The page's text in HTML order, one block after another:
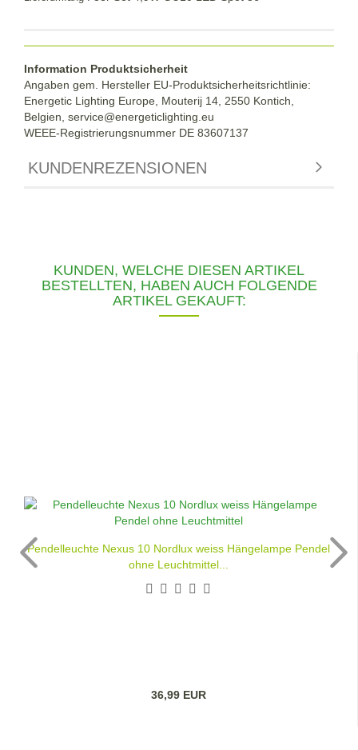
Information Produktsicherheit
Angaben gem. Hersteller EU-Produktsicherheitsrichtlinie:
Energetic Lighting Europe, Mouterij 14, 2550 Kontich,
Belgien, service@energeticlighting.eu
WEEE-Registrierungsnummer DE 83607137
KUNDENREZENSIONEN
KUNDEN, WELCHE DIESEN ARTIKEL
BESTELLTEN, HABEN AUCH FOLGENDE
ARTIKEL GEKAUFT:
Pendelleuchte Nexus 10 Nordlux weiss Hängelampe Pendel
ohne Leuchtmittel...
36,99 EUR